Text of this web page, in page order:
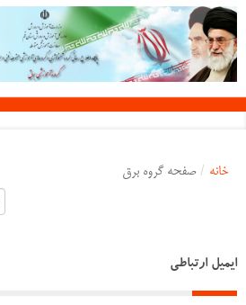
خانه / صفحه گروه برق
ایمیل ارتباطی